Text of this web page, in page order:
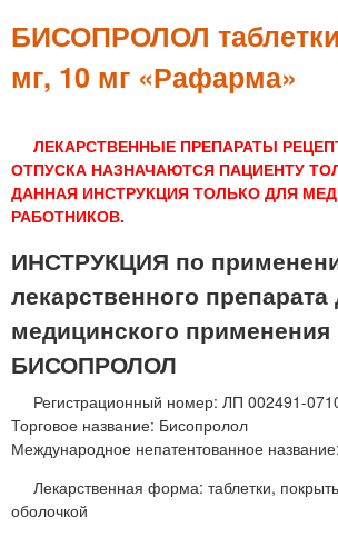
БИСОПРОЛОЛ
мг, 10 мг «Рафарма»
ЛЕКАРСТВЕННЫЕ ПРЕПАРАТЫ
ОТПУСКА НАЗНАЧАЮТСЯ ПАЦИЕНТУ
ДАННАЯ ИНСТРУКЦИЯ ТОЛЬКО ДЛЯ
РАБОТНИКОВ.
ИНСТРУКЦИЯ по
лекарственного препарата
медицинского применения
БИСОПРОЛОЛ
Регистрационный номер: ЛП 002491-
Торговое название: Бисопролол
Международное непатентованное название:
Лекарственная форма: таблетки,
оболочкой